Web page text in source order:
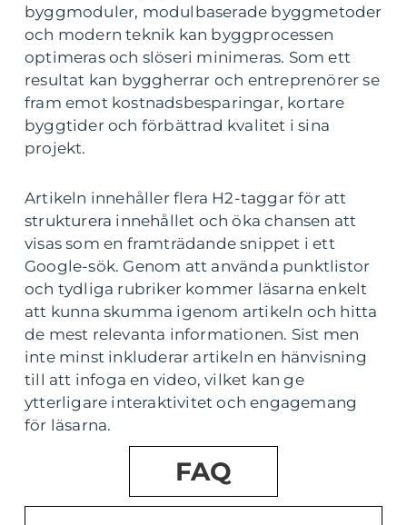
byggmoduler, modulbaserade byggmetoder
och modern teknik kan byggprocessen
optimeras och slöseri minimeras. Som ett
resultat kan byggherrar och entreprenörer se
fram emot kostnadsbesparingar, kortare
byggtider och förbättrad kvalitet i sina
projekt.
Artikeln innehåller flera H2-taggar för att
strukturera innehållet och öka chansen att
visas som en framträdande snippet i ett
Google-sök. Genom att använda punktlistor
och tydliga rubriker kommer läsarna enkelt
att kunna skumma igenom artikeln och hitta
de mest relevanta informationen. Sist men
inte minst inkluderar artikeln en hänvisning
till att infoga en video, vilket kan ge
ytterligare interaktivitet och engagemang
för läsarna.
FAQ